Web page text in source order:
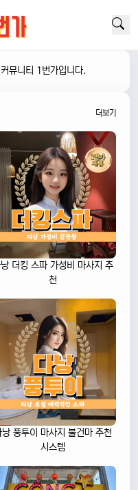
뮤니티 1번가입니다.
더보기
더킹 스파 가성비 마사지 추
천
낭 풍투이 마사지 불건마 추천
시스템